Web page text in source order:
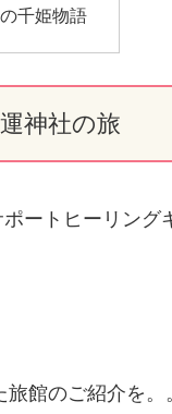
千姫物語
神社の旅
ートヒーリング
館のご紹介を。